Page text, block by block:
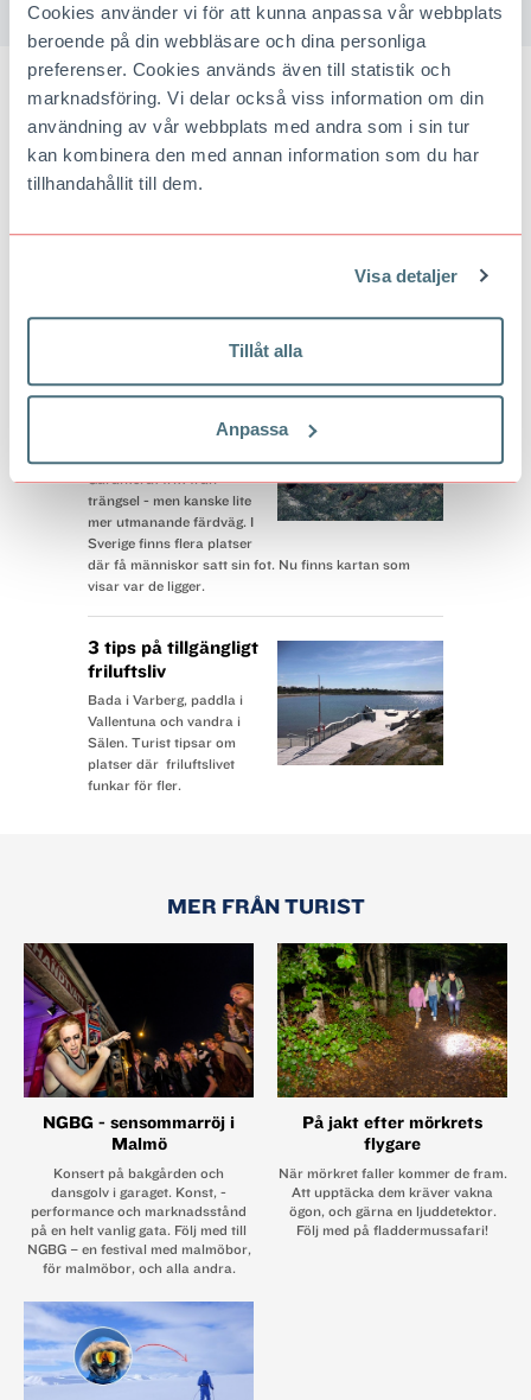
Cookies använder vi för att kunna anpassa vår webbplats
beroende på din webbläsare och dina personliga
preferenser. Cookies används även till statistik och
marknadsföring. Vi delar också viss information om din
användning av vår webbplats med andra som i sin tur
kan kombinera den med annan information som du har
tillhandahållit till dem.
Visa detaljer
Tillåt alla
Anpassa
BÄST JUST NU
Därför är
sågverk. Norrbyskär
utanför Umeå har utsetts till Årets industriminne.
Här är Sveriges
Garanterat fritt från
trängsel - men kanske lite
mer utmanande färdväg. I
Sverige finns flera platser
där få människor satt sin fot. Nu finns kartan som
visar var de ligger.
3 tips på tillgängligt
friluftsliv
Bada i Varberg, paddla i
Vallentuna och vandra i
Sälen. Turist tipsar om
platser där friluftslivet
funkar för fler.
MER FRÅN TURIST
NGBG - sensommarröj i
Malmö
Konsert på bakgården och
dansgolv i garaget. Konst, ­
performance och marknadsstånd
på en helt vanlig gata. Följ med till
NGBG – en festival med ­malmöbor,
för malmöbor, och alla andra.
På jakt efter mörkrets
flygare
När mörkret faller kommer de fram.
Att upptäcka dem kräver vakna
ögon, och gärna en ljuddetektor.
Följ med på fladdermussafari!